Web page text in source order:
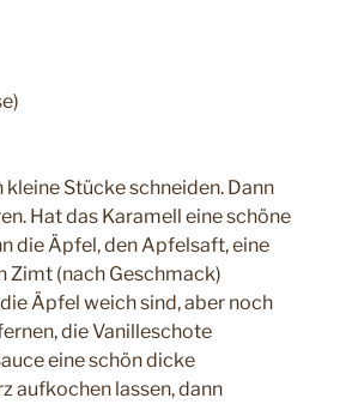
Stücke schneiden. Dann
Hat das Karamell eine schöne
die Äpfel, den Apfelsaft, eine
Zimt (nach Geschmack)
Äpfel weich sind, aber noch
die Vanilleschote
eine schön dicke
aufkochen lassen, dann